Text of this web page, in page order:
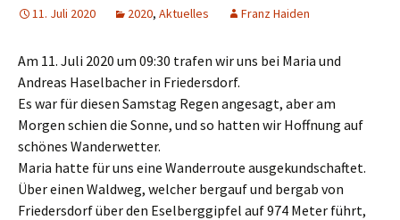
11. Juli 2020 2020, Aktuelles Franz Haiden
Am 11. Juli 2020 um 09:30 trafen wir uns bei Maria und
Andreas Haselbacher in Friedersdorf.
Es war für diesen Samstag Regen angesagt, aber am
Morgen schien die Sonne, und so hatten wir Hoffnung auf
schönes Wanderwetter.
Maria hatte für uns eine Wanderroute ausgekundschaftet.
Über einen Waldweg, welcher bergauf und bergab von
Friedersdorf über den Eselberggipfel auf 974 Meter führt,